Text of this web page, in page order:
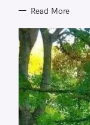
Read More